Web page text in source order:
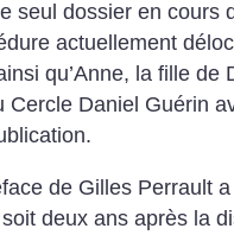
seul dossier en cours
actuellement
qu’Anne, la fille de
Cercle Daniel Guérin
de Gilles Perrault
deux ans après la